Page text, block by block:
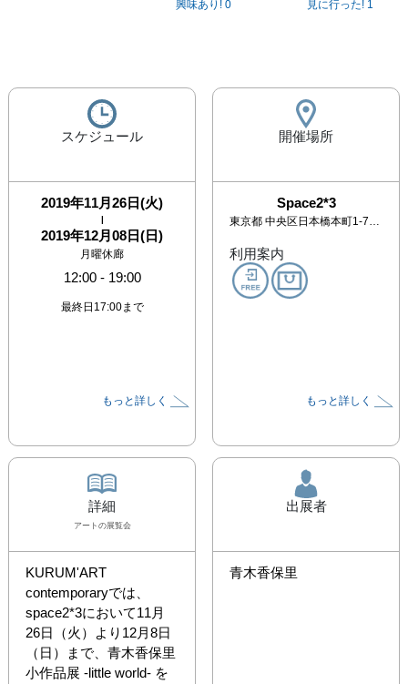
興味あり! 0 見に行った! 1
スケジュール
2019年11月26日(火)
|
2019年12月08日(日)
月曜休廊
12:00- 19:00
最終日17:00まで
もっと詳しく
開催場所
Space2*3
東京都 中央区日本橋本町1-7-9 西村ビル1F
利用案内
もっと詳しく
詳細
アート の展覧会
KURUM'ART
contemporaryでは、
space2*3において11月
26日（火）より12月8日
（日）まで、青木香保里
小作品展 -little world- を
出展者
青木香保里